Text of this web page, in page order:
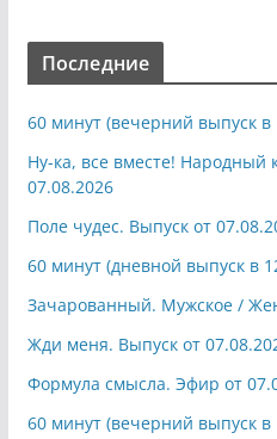
Последние
60 минут (вечерний выпуск
Ну-ка, все вместе! Народный
07.08.2026
Поле чудес. Выпуск от
60 минут (дневной выпуск в
Зачарованный. Мужское /
Жди меня. Выпуск от
Формула смысла. Эфир от
60 минут (вечерний выпуск